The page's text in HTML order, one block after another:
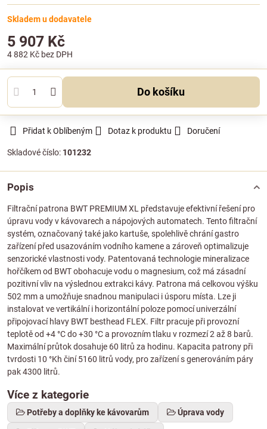
Skladem u dodavatele
5 907 Kč
4 882 Kč bez DPH
Do košíku
Přidat k Oblíbeným Dotaz k produktu Doručení
Skladové číslo: 101232
Popis
Filtrační patrona BWT PREMIUM XL představuje efektivní řešení pro
úpravu vody v kávovarech a nápojových automatech. Tento filtrační
systém, označovaný také jako kartuše, spolehlivě chrání gastro
zařízení před usazováním vodního kamene a zároveň optimalizuje
senzorické vlastnosti vody. Patentovaná technologie mineralizace
hořčíkem od BWT obohacuje vodu o magnesium, což má zásadní
pozitivní vliv na výslednou extrakci kávy. Patrona má celkovou výšku
502 mm a umožňuje snadnou manipulaci i úsporu místa. Lze ji
instalovat ve vertikální i horizontální poloze pomocí univerzální
připojovací hlavy BWT besthead FLEX. Filtr pracuje při provozní
teplotě od +4 °C do +30 °C a provozním tlaku v rozmezí 2 až 8 barů.
Maximální průtok dosahuje 60 litrů za hodinu. Kapacita patrony při
tvrdosti 10 °Kh činí 5160 litrů vody, pro zařízení s generováním páry
pak 4300 litrů.
Více z kategorie
Potřeby a doplňky ke kávovarům Úprava vody